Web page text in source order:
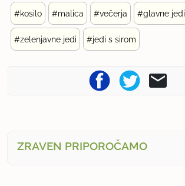
#kosilo #malica #večerja #glavne jedi
#zelenjavne jedi #jedi s sirom
ZRAVEN PRIPOROČAMO